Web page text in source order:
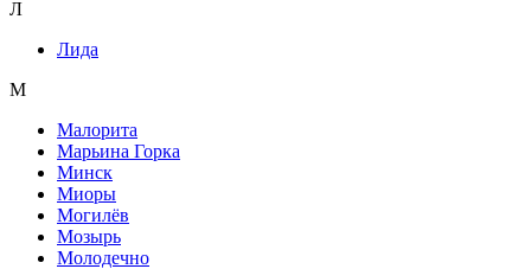
Л
Лида
М
Малорита
Марьина Горка
Минск
Миоры
Могилёв
Мозырь
Молодечно